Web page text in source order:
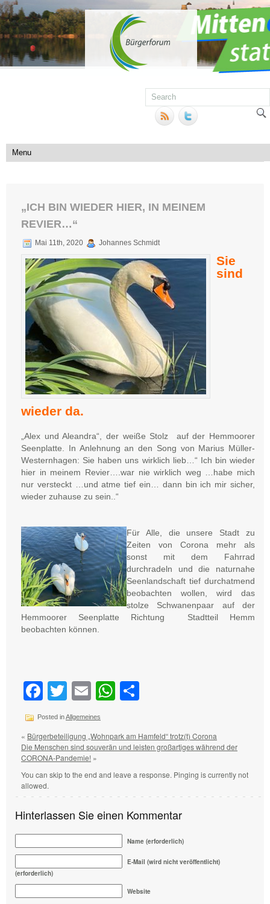
„ICH BIN WIEDER HIER, IN MEINEM
REVIER…“
Mai 11th, 2020 Johannes Schmidt
Sie
sind
wieder da.
„Alex und Aleandra“, der weiße Stolz auf der Hemmoorer
Seenplatte. In Anlehnung an den Song von Marius Müller-
Westernhagen: Sie haben uns wirklich lieb…“ Ich bin wieder
hier in meinem Revier….war nie wirklich weg …habe mich
nur versteckt …und atme tief ein… dann bin ich mir sicher,
wieder zuhause zu sein..“
Für Alle, die unsere Stadt zu
Zeiten von Corona mehr als
sonst mit dem Fahrrad
durchradeln und die naturnahe
Seenlandschaft tief durchatmend
beobachten wollen, wird das
stolze Schwanenpaar auf der
Hemmoorer Seenplatte Richtung Stadtteil Hemm
beobachten können.
Facebook
Twitter
EmailWhatsApp
Posted inAllgemeines
« Bürgerbeteiligung „Wohnpark am Hamfeld“ trotz(t) Corona
Die Menschen sind souverän und leisten großartiges während der
CORONA-Pandemie! »
You can skip to the end and leave a response. Pinging is currently not
allowed.
Hinterlassen Sie einen Kommentar
Name (erforderlich)
E-Mail (wird nicht veröffentlicht)
(erforderlich)
Website